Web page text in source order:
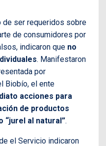
de ser requeridos sobre
de consumidores por
indicaron que no
. Manifestaron
por
Biobío, el ente
acciones para
de productos
“jurel al natural”.
el Servicio indicaron